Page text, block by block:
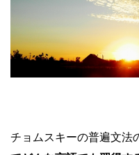
チョムスキーの普遍文法